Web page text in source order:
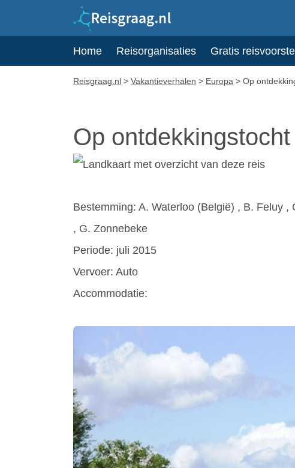
Home Reisorganisaties Gratis reisvoorstel
Reisgraag.nl > Vakantieverhalen > Europa > Op
Op
Bestemming: A. Waterloo (België) , B. Feluy
, G. Zonnebeke
Periode: juli 2015
Vervoer: Auto
Accommodatie: